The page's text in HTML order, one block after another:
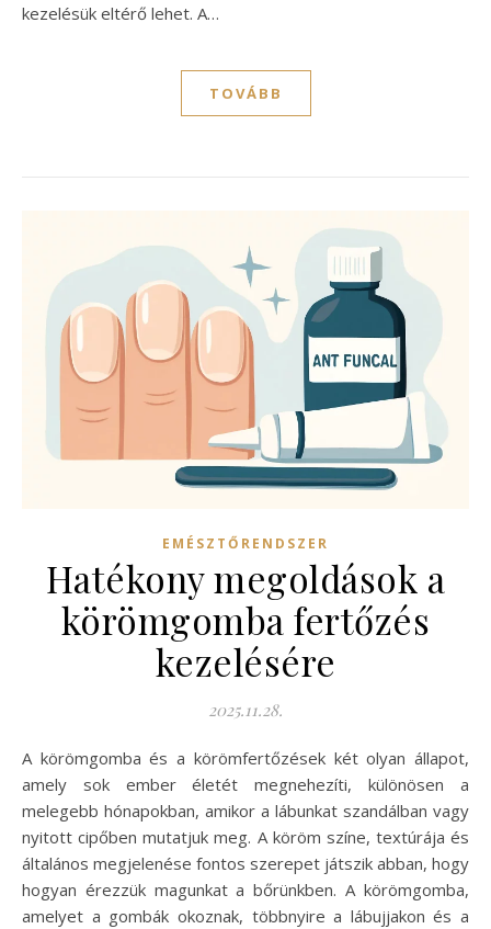
kezelésük eltérő lehet. A…
TOVÁBB
EMÉSZTŐRENDSZER
Hatékony megoldások a
körömgomba fertőzés
kezelésére
2025.11.28.
A körömgomba és a körömfertőzések két olyan állapot,
amely sok ember életét megnehezíti, különösen a
melegebb hónapokban, amikor a lábunkat szandálban vagy
nyitott cipőben mutatjuk meg. A köröm színe, textúrája és
általános megjelenése fontos szerepet játszik abban, hogy
hogyan érezzük magunkat a bőrünkben. A körömgomba,
amelyet a gombák okoznak, többnyire a lábujjakon és a